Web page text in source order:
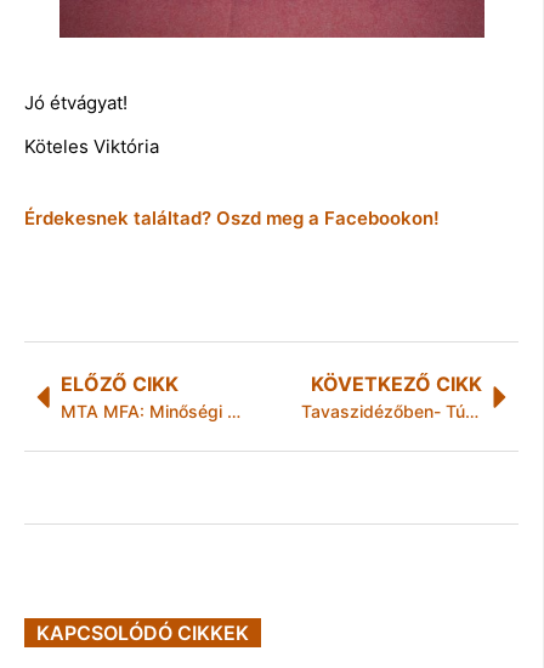
Jó étvágyat!
Köteles Viktória
Érdekesnek találtad? Oszd meg a Facebookon!
ELŐZŐ CIKK
MTA MFA: Minőségi váltást a magyar iparban mikro- és nanoelektronikával!
KÖVETKEZŐ CIKK
Tavaszidézőben- Túrós krémes
KAPCSOLÓDÓ CIKKEK